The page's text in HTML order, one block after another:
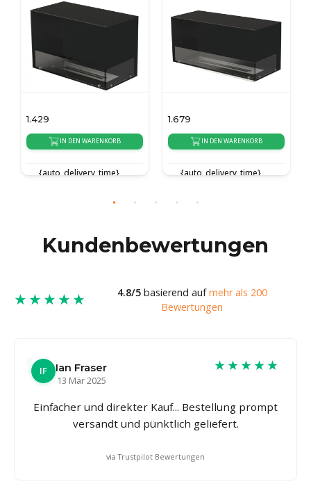
IN DEN WARENKORB
{auto_delivery_time}
IN DEN
Kundenbewertungen
★★★★★ 4.8/5basierend aufmehr als 200
Bewertungen
IF
Ian Fraser
13 Mär 2025
★★★★★
Einfacher und direkter Kauf... Bestellung prompt
versandt und pünktlich geliefert.
via Trustpilot Bewertungen